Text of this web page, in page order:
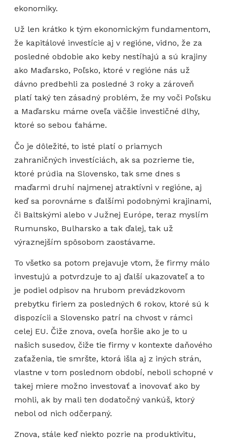
ekonomiky.
Už len krátko k tým ekonomickým fundamentom,
že kapitálové investície aj v regióne, vidno, že za
posledné obdobie ako keby nestíhajú a sú krajiny
ako Maďarsko, Poľsko, ktoré v regióne nás už
dávno predbehli za posledné 3 roky a zároveň
platí taký ten zásadný problém, že my voči Poľsku
a Maďarsku máme oveľa väčšie investičné dlhy,
ktoré so sebou ťaháme.
Čo je dôležité, to isté platí o priamych
zahraničných investíciách, ak sa pozrieme tie,
ktoré prúdia na Slovensko, tak sme dnes s
maďarmi druhí najmenej atraktívni v regióne, aj
keď sa porovnáme s ďalšími podobnými krajinami,
či Baltskými alebo v Južnej Európe, teraz myslím
Rumunsko, Bulharsko a tak ďalej, tak už
výraznejším spôsobom zaostávame.
To všetko sa potom prejavuje vtom, že firmy málo
investujú a potvrdzuje to aj ďalší ukazovateľ a to
je podiel odpisov na hrubom prevádzkovom
prebytku firiem za posledných 6 rokov, ktoré sú k
dispozícii a Slovensko patrí na chvost v rámci
celej EU. Čiže znova, oveľa horšie ako je to u
našich susedov, čiže tie firmy v kontexte daňového
zaťaženia, tie smršte, ktorá išla aj z iných strán,
vlastne v tom poslednom období, neboli schopné v
takej miere možno investovať a inovovať ako by
mohli, ak by mali ten dodatočný vankúš, ktorý
nebol od nich odčerpaný.
Znova, stále keď niekto pozrie na produktivitu,